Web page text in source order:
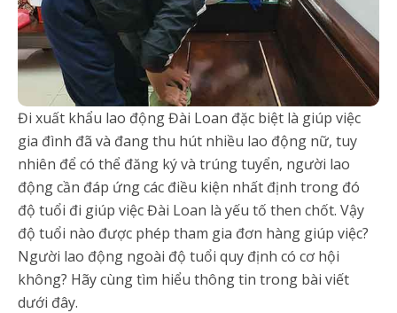
Đi xuất khẩu lao động Đài Loan đặc biệt là giúp việc
gia đình đã và đang thu hút nhiều lao động nữ, tuy
nhiên để có thể đăng ký và trúng tuyển, người lao
động cần đáp ứng các điều kiện nhất định trong đó
độ tuổi đi giúp việc Đài Loan là yếu tố then chốt. Vậy
độ tuổi nào được phép tham gia đơn hàng giúp việc?
Người lao động ngoài độ tuổi quy định có cơ hội
không? Hãy cùng tìm hiểu thông tin trong bài viết
dưới đây.